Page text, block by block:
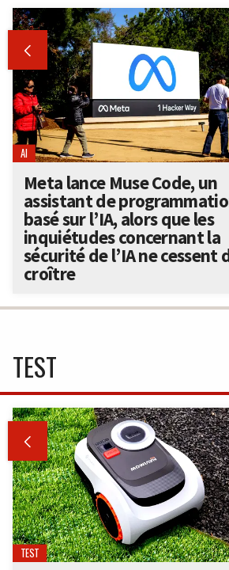

AI
Meta lance Muse Code, un
assistant de
basé sur l’IA, alors que les
inquiétudes concernant la
sécurité de l’IA ne cessent
croître
TEST

TEST